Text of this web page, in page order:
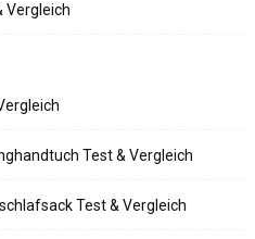
Vergleich
Test & Vergleich
Test & Vergleich